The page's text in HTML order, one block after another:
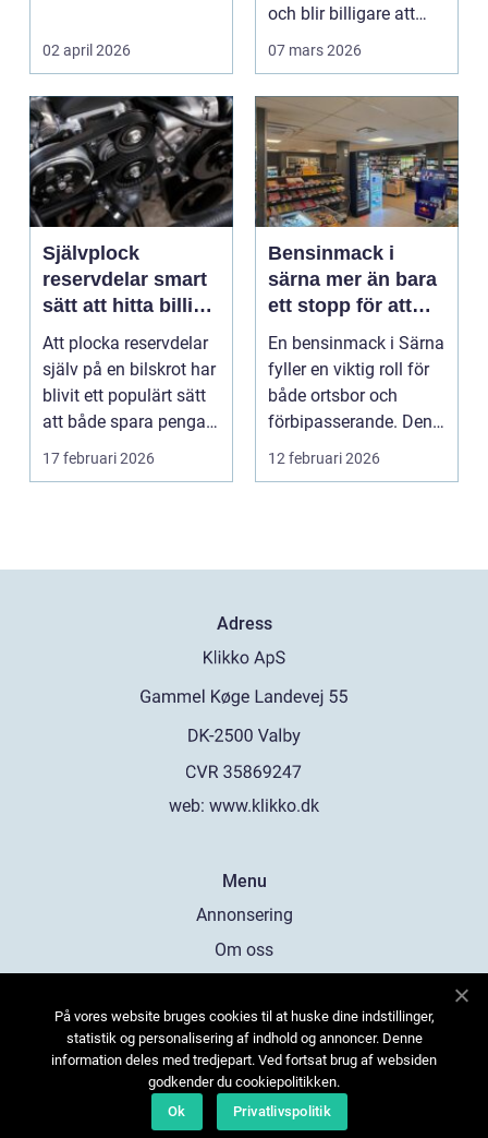
02 april 2026
och blir billigare att
äga. I ...
07 mars 2026
Självplock
reservdelar smart
sätt att hitta billiga
bildelar
Att plocka reservdelar
själv på en bilskrot har
blivit ett populärt sätt
att både spara pengar
och g...
17 februari 2026
Bensinmack i
särna mer än bara
ett stopp för att
tanka
En bensinmack i Särna
fyller en viktig roll för
både ortsbor och
förbipasserande. Den
fungerar som e...
12 februari 2026
Adress
web: www.klikko.dk
Menu
Annonsering
Om oss
Kontakta oss
Sitemap
På vores website bruges cookies til at huske dine indstillinger,
statistik og personalisering af indhold og annoncer. Denne
information deles med tredjepart. Ved fortsat brug af websiden
godkender du cookiepolitikken.
Ok
Privatlivspolitik